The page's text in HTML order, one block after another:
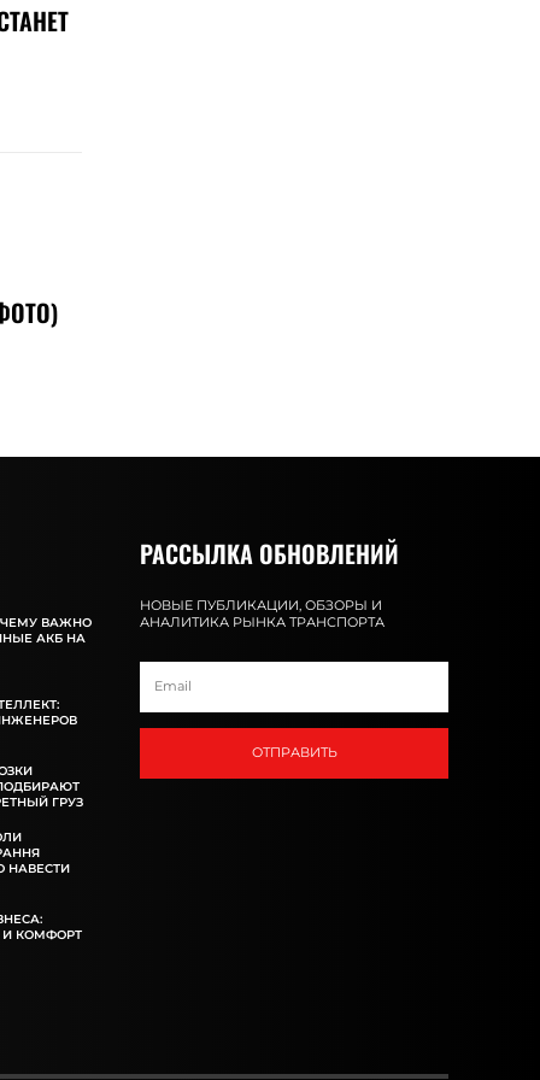
ВАЖНО
АКБ НА
ГРУЗ
НАВЕСТИ
И КОМФОРТ
РАССЫЛКА ОБНОВЛЕНИЙ
НОВЫЕ ПУБЛИКАЦИИ, ОБЗОРЫ И
АНАЛИТИКА РЫНКА ТРАНСПОРТА
ОТПРАВИТЬ